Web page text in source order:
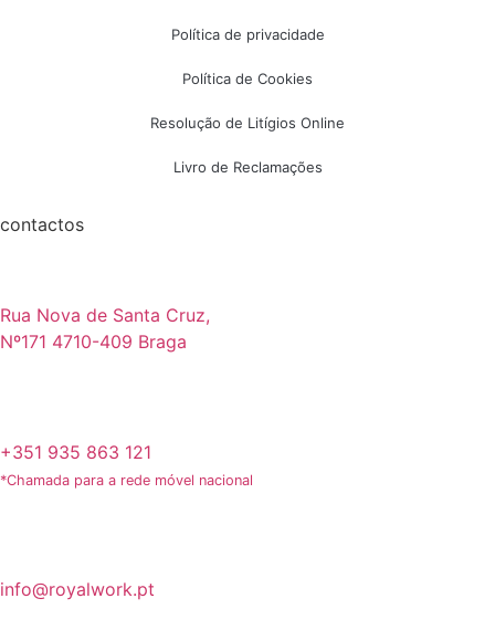
Política de privacidade
Política de Cookies
Resolução de Litígios Online
Livro de Reclamações
contactos
Rua Nova de Santa Cruz,
Nº171 4710-409 Braga
+351 935 863 121
*Chamada para a rede móvel nacional
info@royalwork.pt